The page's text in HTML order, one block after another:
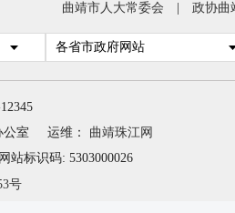
曲靖市人大常委会 政协曲
各省市政府网站
公室
运维： 曲靖珠江网
站标识码: 5303000026
号